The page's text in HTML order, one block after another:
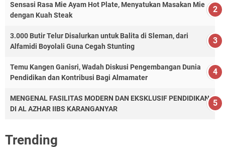
Sensasi Rasa Mie Ayam Hot Plate, Menyatukan Masakan Mie
dengan Kuah Steak
3.000 Butir Telur Disalurkan untuk Balita di Sleman, dari
Alfamidi Boyolali Guna Cegah Stunting
Temu Kangen Ganisri, Wadah Diskusi Pengembangan Dunia
Pendidikan dan Kontribusi Bagi Almamater
MENGENAL FASILITAS MODERN DAN EKSKLUSIF PENDIDIKAN
DI AL AZHAR IIBS KARANGANYAR
Trending